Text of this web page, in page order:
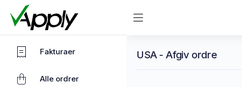
Fakturaer
Alle ordrer
USA - Afgiv ordre